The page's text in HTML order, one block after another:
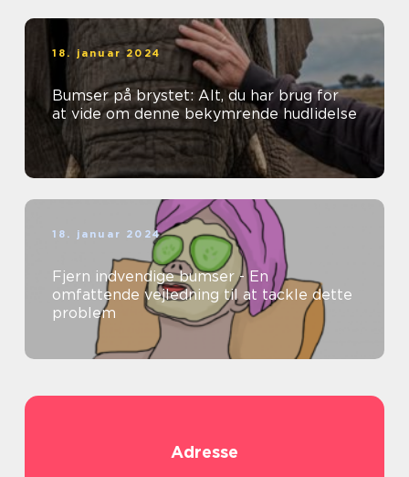
18. januar 2024
Bumser på brystet: Alt, du har brug for
at vide om denne bekymrende hudlidelse
18. januar 2024
Fjern indvendige bumser - En
omfattende vejledning til at tackle dette
problem
Adresse